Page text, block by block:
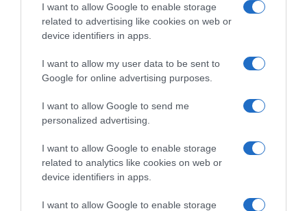
I want to allow Google to enable storage
related to advertising like cookies on web or
device identifiers in apps.
I want to allow my user data to be sent to
Google for online advertising purposes.
I want to allow Google to send me
personalized advertising.
I want to allow Google to enable storage
related to analytics like cookies on web or
device identifiers in apps.
I want to allow Google to enable storage
ΕΛΛΑΔΑ